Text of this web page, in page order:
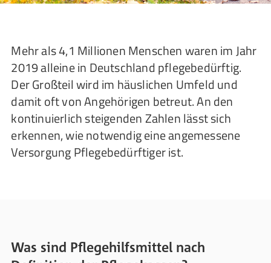
Mehr als 4,1 Millionen Menschen waren im Jahr
2019 alleine in Deutschland pflegebedürftig.
Der Großteil wird im häuslichen Umfeld und
damit oft von Angehörigen betreut. An den
kontinuierlich steigenden Zahlen lässt sich
erkennen, wie notwendig eine angemessene
Versorgung Pflegebedürftiger ist.
Was sind Pflegehilfsmittel nach